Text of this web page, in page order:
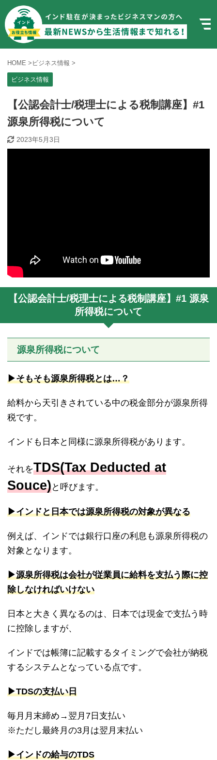
HOME > ビジネス情報 >
ビジネス情報
【公認会計士/税理士による税制講座】#1
源泉所得税について
2023年5月3日
【公認会計士/税理士による税制講座】#1 源泉
所得税について
源泉所得税について
▶︎そもそも源泉所得税とは…？
給料から天引きされている中の税金部分が源泉所得
税です。
インドも日本と同様に源泉所得税があります。
それをTDS(Tax Deducted at
Souce)と呼びます。
▶︎インドと日本では源泉所得税の対象が異なる
例えば、インドでは銀行口座の利息も源泉所得税の
対象となります。
▶︎源泉所得税は会社が従業員に給料を支払う際に控
除しなければいけない
日本と大きく異なるのは、日本では現金で支払う時
に控除しますが、
インドでは帳簿に記載するタイミングで会社が納税
するシステムとなっている点です。
▶︎TDSの支払い日
毎月月末締め→翌月7日支払い
※ただし最終月の3 月は翌月末払い
▶︎インドの給与のTDS